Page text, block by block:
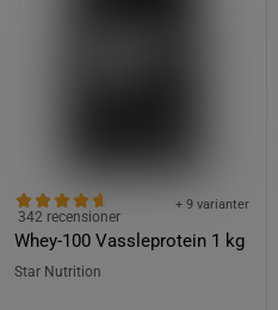
Whey-100 Vassleprotein 1 kg
+ 9 varianter
342 recensioner
Star Nutrition